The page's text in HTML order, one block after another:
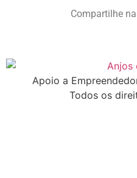
Compartilhe
Apoio a
Todos os